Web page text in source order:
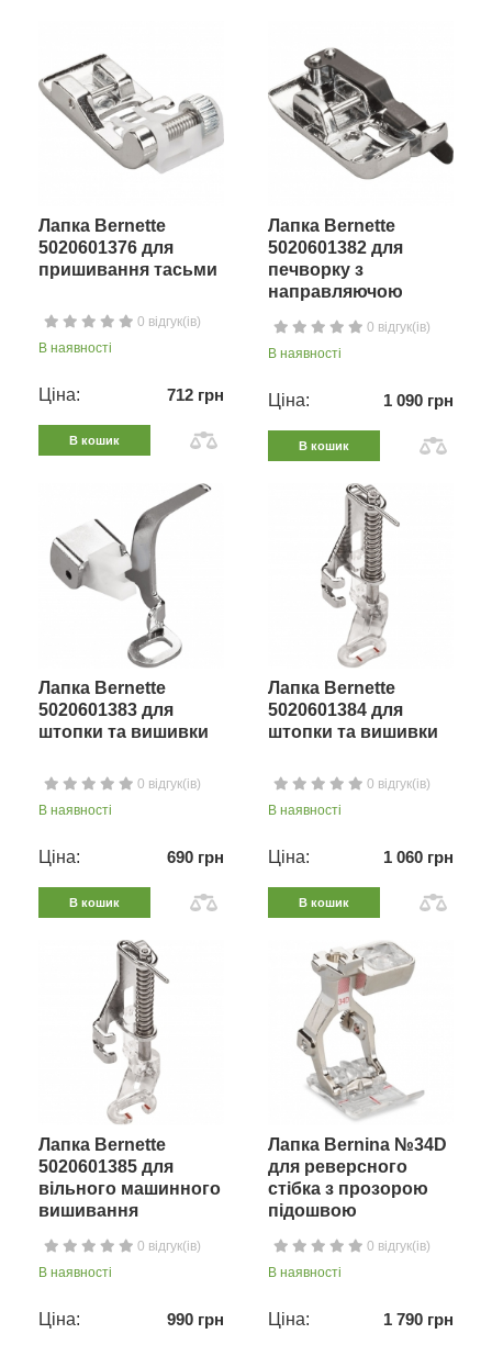
Лапка Bernette
5020601376 для
пришивання тасьми
0 відгук(ів)
В наявності
Ціна: 712 грн
В кошик
Лапка Bernette
5020601382 для
печворку з
направляючою
0 відгук(ів)
В наявності
Ціна: 1 090 грн
В кошик
Лапка Bernette
5020601383 для
штопки та вишивки
0 відгук(ів)
В наявності
Ціна: 690 грн
В кошик
Лапка Bernette
5020601384 для
штопки та вишивки
0 відгук(ів)
В наявності
Ціна: 1 060 грн
В кошик
Лапка Bernette
5020601385 для
вільного машинного
вишивання
0 відгук(ів)
В наявності
Ціна: 990 грн
Лапка Bernina №34D
для реверсного
стібка з прозорою
підошвою
0 відгук(ів)
В наявності
Ціна: 1 790 грн